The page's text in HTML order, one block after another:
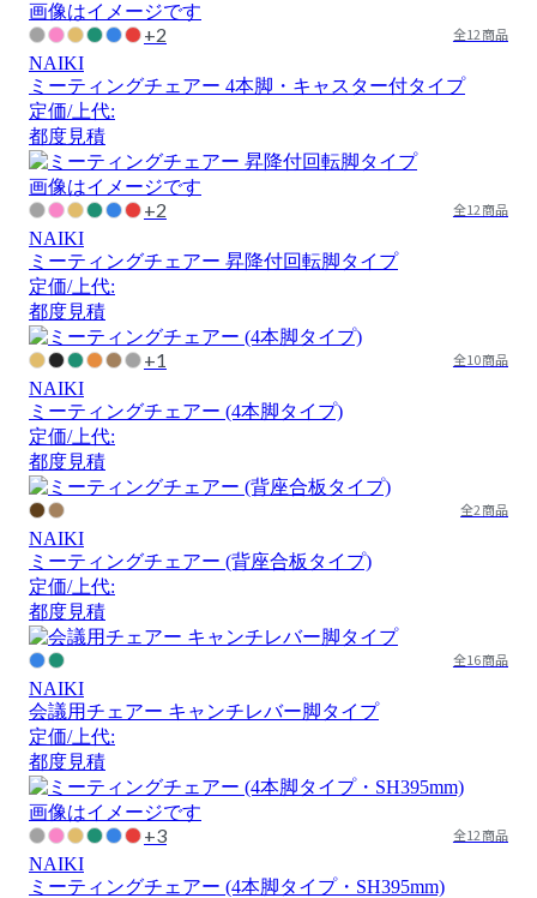
画像はイメージです
+2 全12商品
NAIKI
ミーティングチェアー 4本脚・キャスター付タイプ
定価/上代:
都度見積
画像はイメージです
+2 全12商品
NAIKI
ミーティングチェアー 昇降付回転脚タイプ
定価/上代:
都度見積
+1 全10商品
NAIKI
ミーティングチェアー (4本脚タイプ)
定価/上代:
都度見積
全2商品
NAIKI
ミーティングチェアー (背座合板タイプ)
定価/上代:
都度見積
全16商品
NAIKI
会議用チェアー キャンチレバー脚タイプ
定価/上代:
都度見積
画像はイメージです
+3 全12商品
NAIKI
ミーティングチェアー (4本脚タイプ・SH395mm)